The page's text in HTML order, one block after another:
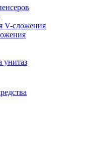
V-сложения
унитаз